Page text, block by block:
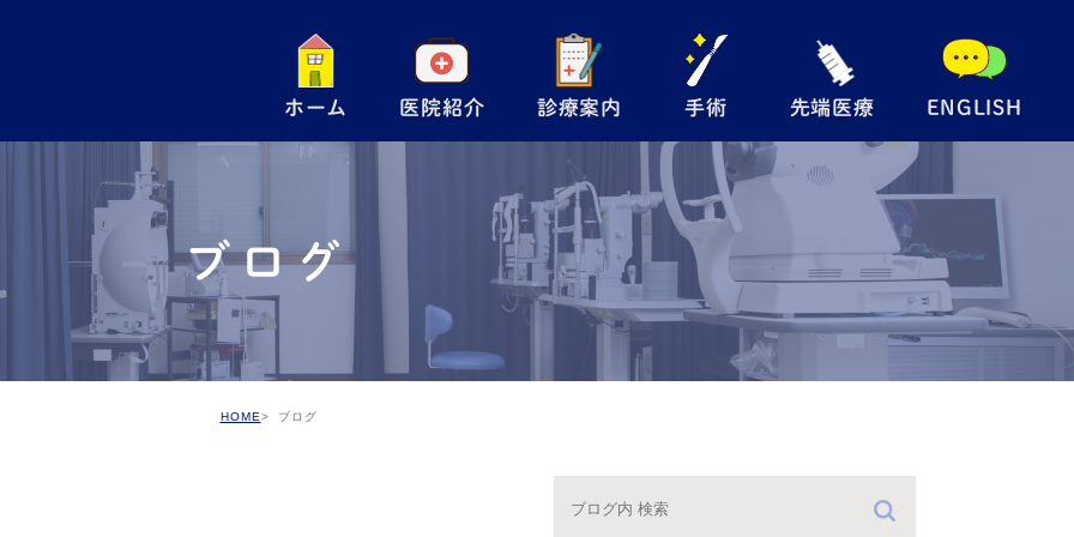
ホーム 医院紹介 診療案内
小児眼科
手術
アレルギー検査
予防接種
手術
手術内容について
翼状片手術
眼瞼下垂手術
硝子体注射
緑内障レーザー
（SLT）
先端医療
自由診療
メディカルサプリ
ENGLISH
ブログ
HOME ブログ